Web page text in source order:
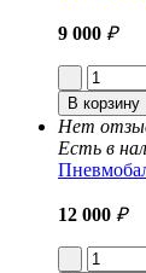
9 000 ₽
В корзину
Нет
Есть в
12 000 ₽